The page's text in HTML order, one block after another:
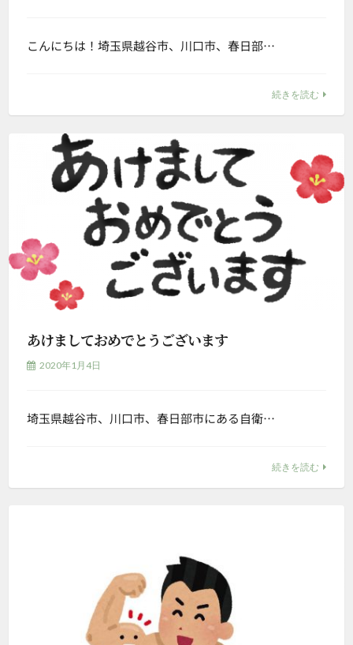
こんにちは！埼玉県越谷市、川口市、春日部…
続きを読む
あけましておめでとうございます
2020年1月4日
埼玉県越谷市、川口市、春日部市にある自衛…
続きを読む